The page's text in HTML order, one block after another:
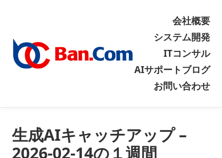
会社概要
システム開発
ITコンサル
AIサポートブログ
お問い合わせ
生成AIキャッチアップ –
2026-02-14の１週間